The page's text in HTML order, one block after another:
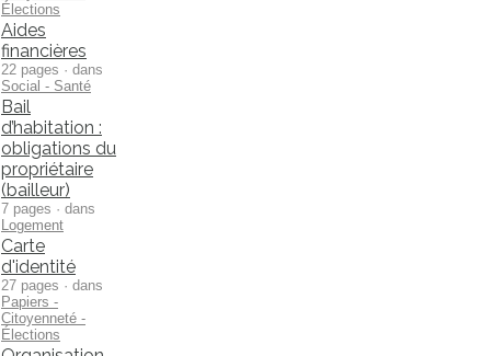
Élections
Aides
financières
22 pages · dans
Social - Santé
Bail
d’habitation :
obligations du
propriétaire
(bailleur)
7 pages · dans
Logement
Carte
d'identité
27 pages · dans
Papiers -
Citoyenneté -
Élections